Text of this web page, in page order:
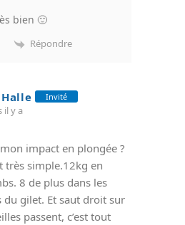
bien 🙂
Répondre
Invité
il y a
impact en plongée ?
très simple.12kg en
8 de plus dans les
du gilet. Et saut droit sur
passent, c’est tout